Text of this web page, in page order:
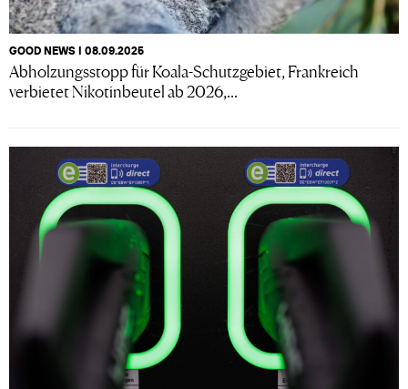
GOOD NEWS I 08.09.2025
Abholzungsstopp für Koala-Schutzgebiet, Frankreich
verbietet Nikotinbeutel ab 2026,...